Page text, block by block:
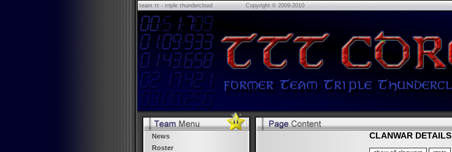
τeam ττ - τriple τhundercloud Copyright © 2009-2010
News
Roster
CLANWAR DETAILS